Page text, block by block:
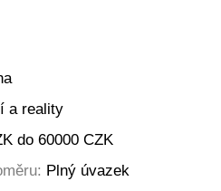
a reality
do 60000 CZK
Plný úvazek